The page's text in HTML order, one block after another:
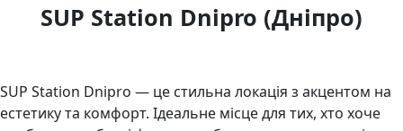
SUP Station Dnipro (Дніпро)
SUP Station Dnipro — це стильна локація з акцентом на
естетику та комфорт. Ідеальне місце для тих, хто хоче